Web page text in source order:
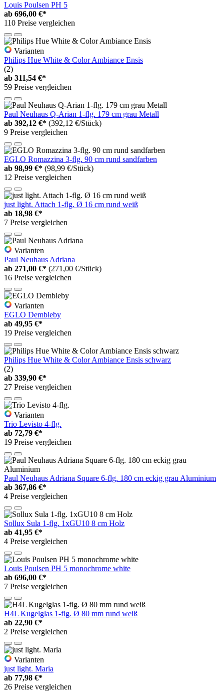
Louis Poulsen PH 5
ab 696,00 €*
110 Preise vergleichen
Varianten
Philips Hue White & Color Ambiance Ensis
(2)
ab 311,54 €*
59 Preise vergleichen
Paul Neuhaus Q-Arian 1-flg. 179 cm grau Metall
ab 392,12 €* (392,12 €/Stück)
9 Preise vergleichen
EGLO Romazzina 3-flg. 90 cm rund sandfarben
ab 98,99 €* (98,99 €/Stück)
12 Preise vergleichen
just light. Attach 1-flg. Ø 16 cm rund weiß
ab 18,98 €*
7 Preise vergleichen
Varianten
Paul Neuhaus Adriana
ab 271,00 €* (271,00 €/Stück)
16 Preise vergleichen
Varianten
EGLO Dembleby
ab 49,95 €*
19 Preise vergleichen
Philips Hue White & Color Ambiance Ensis schwarz
(2)
ab 339,90 €*
27 Preise vergleichen
Varianten
Trio Levisto 4-flg.
ab 72,79 €*
19 Preise vergleichen
Paul Neuhaus Adriana Square 6-flg. 180 cm eckig grau Aluminium
ab 367,86 €*
4 Preise vergleichen
Sollux Sula 1-flg. 1xGU10 8 cm Holz
ab 41,95 €*
4 Preise vergleichen
Louis Poulsen PH 5 monochrome white
ab 696,00 €*
7 Preise vergleichen
H4L Kugelglas 1-flg. Ø 80 mm rund weiß
ab 22,90 €*
2 Preise vergleichen
Varianten
just light. Maria
ab 77,98 €*
26 Preise vergleichen